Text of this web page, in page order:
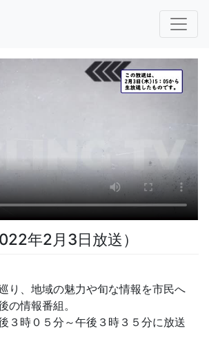
年2月3日放送）
り、地域の魅力や旬な情報を市民へ
の情報番組。
時０５分～午後３時３５分に放送